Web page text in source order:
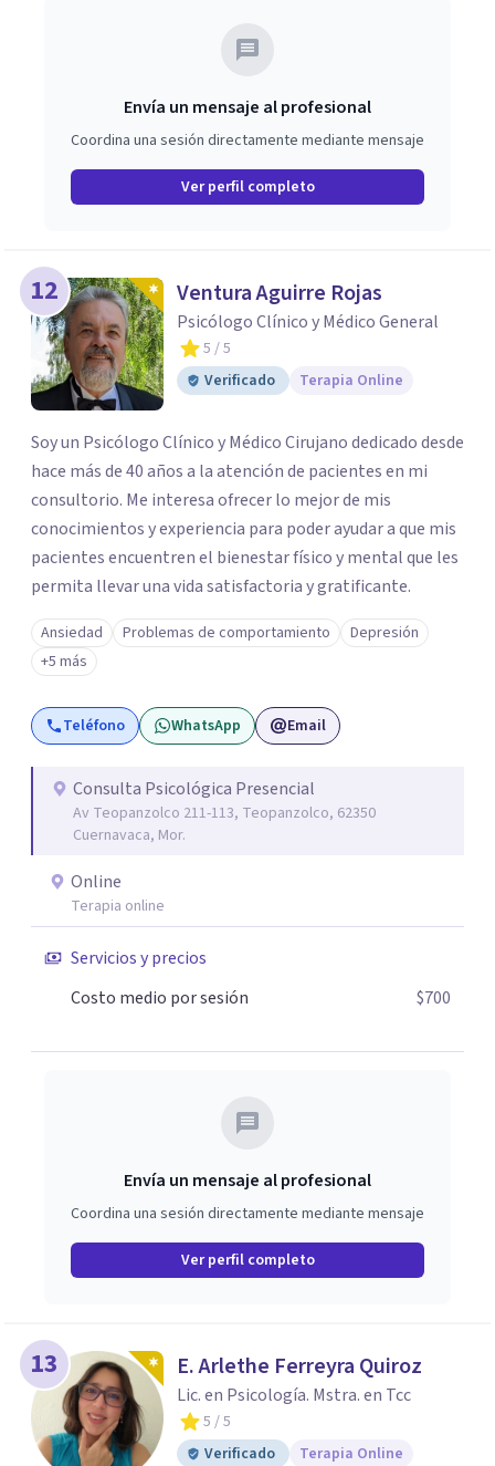
Envía un mensaje al profesional
Coordina una sesión directamente mediante mensaje
Ver perfil completo
12 Ventura Aguirre Rojas
Psicólogo Clínico y Médico General
5 / 5
Verificado
Terapia Online
Soy un Psicólogo Clínico y Médico Cirujano dedicado desde
hace más de 40 años a la atención de pacientes en mi
consultorio. Me interesa ofrecer lo mejor de mis
conocimientos y experiencia para poder ayudar a que mis
pacientes encuentren el bienestar físico y mental que les
permita llevar una vida satisfactoria y gratificante.
Ansiedad Problemas de comportamiento
Depresión
+5 más
Teléfono WhatsApp Email
Consulta Psicológica Presencial
Av Teopanzolco 211-113, Teopanzolco, 62350
Cuernavaca, Mor.
Online
Terapia online
Servicios y precios
Costo medio por sesión
$700
Envía un mensaje al profesional
Coordina una sesión directamente mediante mensaje
Ver perfil completo
13 E. Arlethe Ferreyra Quiroz
Lic. en Psicología. Mstra. en Tcc
5 / 5
Verificado
Terapia Online